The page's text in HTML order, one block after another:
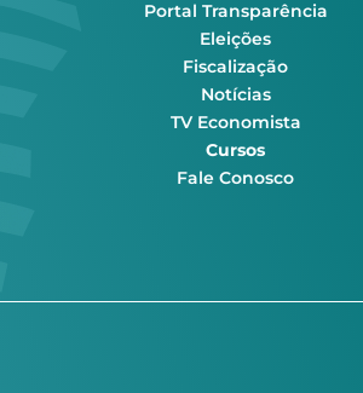
Portal Transparência
Eleições
Fiscalização
Notícias
TV Economista
Cursos
Fale Conosco